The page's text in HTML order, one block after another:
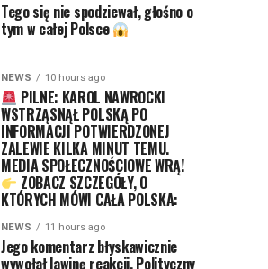
Tego się nie spodziewał, głośno o
tym w całej Polsce
NEWS 10 hours ago
PILNE: KAROL NAWROCKI
WSTRZĄSNĄŁ POLSKĄ PO
INFORMACJI POTWIERDZONEJ
ZALEWIE KILKA MINUT TEMU.
MEDIA SPOŁECZNOŚCIOWE WRĄ!
ZOBACZ SZCZEGÓŁY, O
KTÓRYCH MÓWI CAŁA POLSKA:
NEWS 11 hours ago
Jego komentarz błyskawicznie
wywołał lawinę reakcji. Polityczny